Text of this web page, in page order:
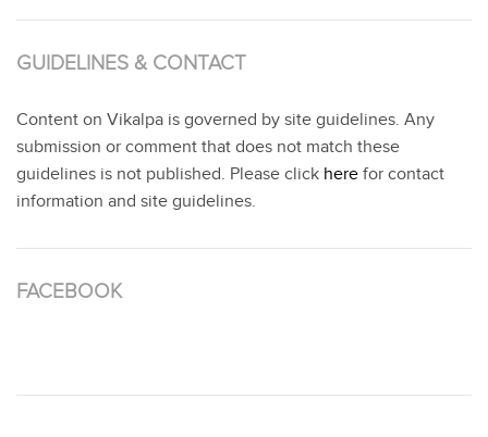
GUIDELINES & CONTACT
Content on Vikalpa is governed by site guidelines. Any
submission or comment that does not match these
guidelines is not published. Please click here for contact
information and site guidelines.
FACEBOOK